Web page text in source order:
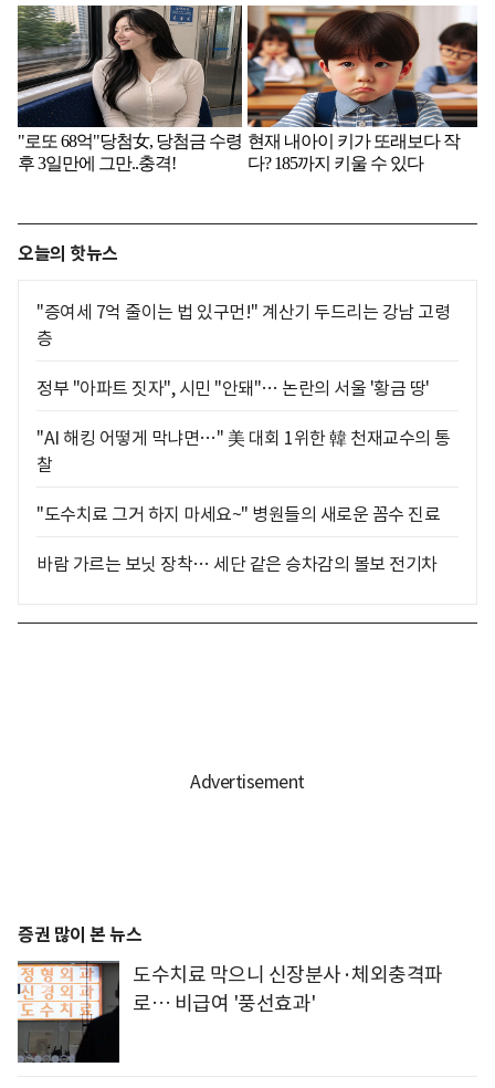
오늘의 핫뉴스
"증여세 7억 줄이는 법 있구먼!" 계산기 두드리는 강남 고령
층
정부 "아파트 짓자", 시민 "안돼"… 논란의 서울 '황금 땅'
"AI 해킹 어떻게 막냐면…" 美 대회 1위한 韓 천재교수의 통
찰
"도수치료 그거 하지 마세요~" 병원들의 새로운 꼼수 진료
바람 가르는 보닛 장착… 세단 같은 승차감의 볼보 전기차
증권 많이 본 뉴스
도수치료 막으니 신장분사·체외충격파
로… 비급여 '풍선효과'